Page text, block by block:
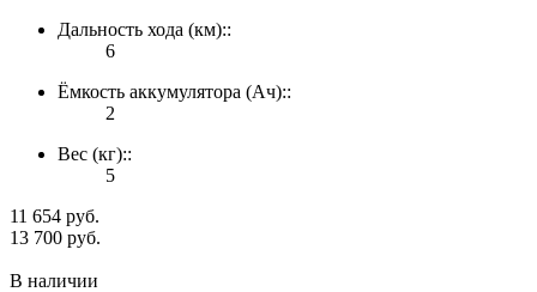
Дальность хода (км)::
6
Ёмкость аккумулятора (Ач)::
2
Вес (кг)::
5
11 654 руб.
13 700 руб.
В наличии